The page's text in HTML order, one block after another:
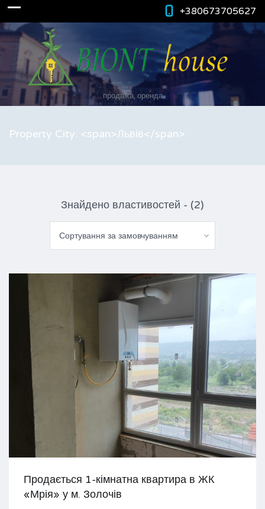
+380673705627
продажа, оренда
Property City: <span>Львів</span>
Знайдено властивостей - (2)
Сортування за замовчуванням
Продається 1-кімнатна квартира в ЖК
«Мрія» у м. Золочів